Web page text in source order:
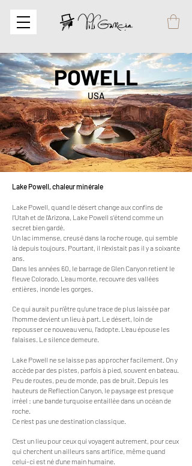
POWELL
USA
Lake Powell, chaleur minérale
Lake Powell, quand le désert change aux confins de
l’Utah et de l’Arizona, Lake Powell s’étend comme un
secret bien gardé.
Un lac immense, creusé dans la roche rouge, qui semble
là depuis toujours. Pourtant, il n’existait pas il y a soixante
ans.
Dans les années 60, le barrage de Glen Canyon retient le
fleuve Colorado. L’eau monte, recouvre des vallées
entières, inonde les gorges.
Ce qui aurait pu n’être qu’une trace de plus laissée par
l’homme devient un lieu à part. Le désert, loin de
repousser ce nouveau venu, l’adopte. L’eau épouse les
falaises. Le silence demeure.
Lake Powell ne se laisse pas approcher facilement. On y
accède par des pistes, parfois à pied, souvent en bateau.
Peu de routes, peu de monde, pas de bruit. Depuis les
hauteurs de Reflection Canyon, le paysage est presque
irréel : une bande turquoise entaillée dans un océan de
roche.
Ce n’est pas une destination classique.
C’est un lieu pour ceux qui voyagent autrement, pour ceux
qui cherchent un ailleurs sans artifice, même quand
celui-ci est né d’une main humaine.